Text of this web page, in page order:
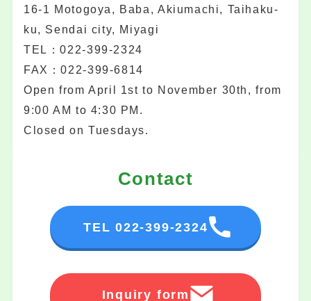
16-1 Motogoya, Baba, Akiumachi, Taihaku-
ku, Sendai city, Miyagi
TEL：022-399-2324
FAX：022-399-6814
Open from April 1st to November 30th, from
9:00 AM to 4:30 PM.
Closed on Tuesdays.
Contact
TEL 022-399-2324
Inquiry form